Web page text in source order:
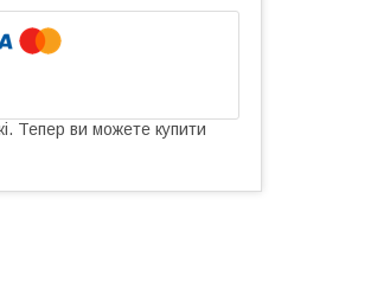
Тепер ви можете купити